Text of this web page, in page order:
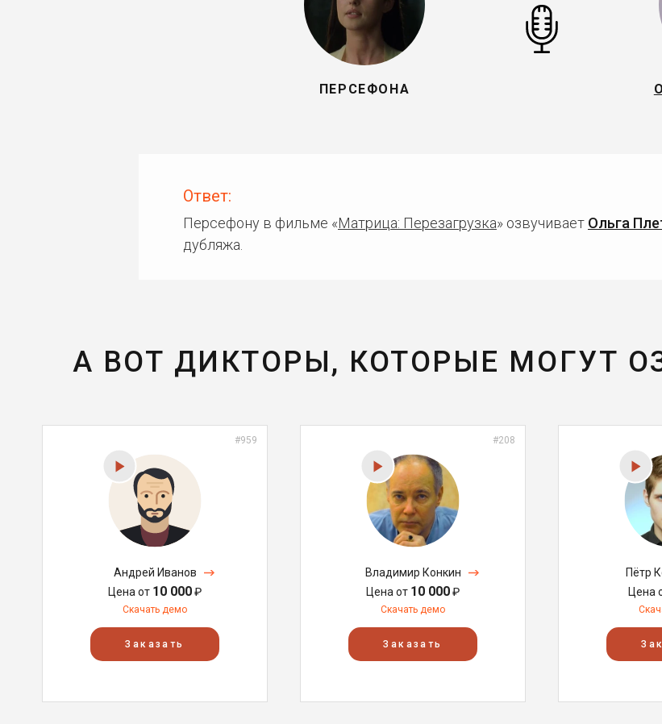
ПЕРСЕФОНА
Ответ:
Персефону в фильме «Матрица: Перезагрузка» озвучивает Ольга
дубляжа.
А ВОТ ДИКТОРЫ, КОТОРЫЕ МОГУТ
#959
Андрей Иванов
Цена от 10 000₽
Скачать демо
Заказать
#208
Владимир Конкин
Цена от 10 000₽
Скачать демо
Заказать
Пётр
Цена